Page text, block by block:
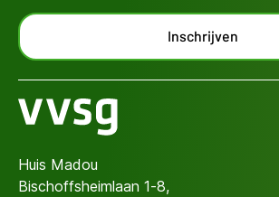
Inschrijven
Huis Madou
Bischoffsheimlaan 1-8,